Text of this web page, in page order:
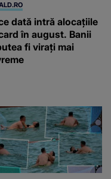
dată intră alocațiile
în august. Banii
fi virați mai